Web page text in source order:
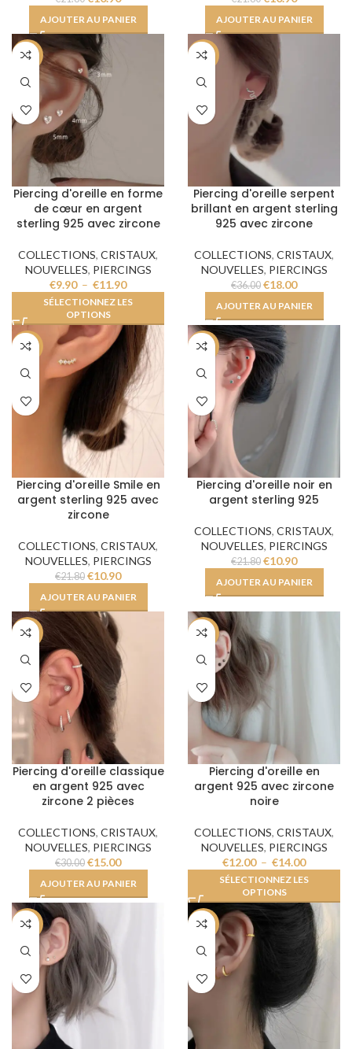
AJOUTER AU PANIER AJOUTER AU PANIER
-50%
Piercing d'oreille en forme
de cœur en argent
sterling 925 avec zircone
COLLECTIONS, CRISTAUX,
NOUVELLES, PIERCINGS
€9.90 – €11.90
SÉLECTIONNEZ LES
OPTIONS
-50%
Piercing d'oreille serpent
brillant en argent sterling
925 avec zircone
COLLECTIONS, CRISTAUX,
NOUVELLES, PIERCINGS
€36.00 €18.00
AJOUTER AU PANIER
-50%
Piercing d'oreille Smile en
argent sterling 925 avec
zircone
COLLECTIONS, CRISTAUX,
NOUVELLES, PIERCINGS
€21.80 €10.90
AJOUTER AU PANIER
-50%
Piercing d'oreille noir en
argent sterling 925
COLLECTIONS, CRISTAUX,
NOUVELLES, PIERCINGS
€21.80 €10.90
AJOUTER AU PANIER
-50%
Piercing d'oreille classique
en argent 925 avec
zircone 2 pièces
COLLECTIONS, CRISTAUX,
NOUVELLES, PIERCINGS
€30.00 €15.00
AJOUTER AU PANIER
-50%
Piercing d'oreille en
argent 925 avec zircone
noire
COLLECTIONS, CRISTAUX,
NOUVELLES, PIERCINGS
€12.00 – €14.00
SÉLECTIONNEZ LES
OPTIONS
-50% -54%